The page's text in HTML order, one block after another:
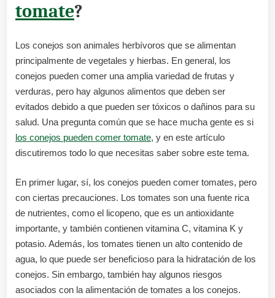
tomate?
Los conejos son animales herbívoros que se alimentan
principalmente de vegetales y hierbas. En general, los
conejos pueden comer una amplia variedad de frutas y
verduras, pero hay algunos alimentos que deben ser
evitados debido a que pueden ser tóxicos o dañinos para su
salud. Una pregunta común que se hace mucha gente es si
los conejos pueden comer tomate, y en este artículo
discutiremos todo lo que necesitas saber sobre este tema.
En primer lugar, sí, los conejos pueden comer tomates, pero
con ciertas precauciones. Los tomates son una fuente rica
de nutrientes, como el licopeno, que es un antioxidante
importante, y también contienen vitamina C, vitamina K y
potasio. Además, los tomates tienen un alto contenido de
agua, lo que puede ser beneficioso para la hidratación de los
conejos. Sin embargo, también hay algunos riesgos
asociados con la alimentación de tomates a los conejos.